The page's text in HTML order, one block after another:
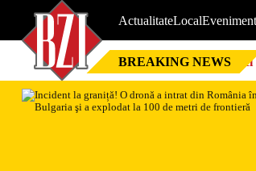
ActualitateLocal
BREAKING NEWS